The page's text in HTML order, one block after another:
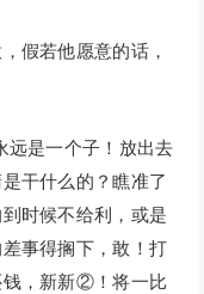
假若他愿意的话，
远是一个子！放出去
干什么的？瞧准了
时候不给利，或是
事得搁下，敢！打
钱，新新②！将一比